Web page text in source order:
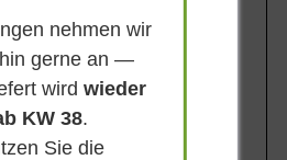
Graubraun
Lieferbar ab KW41
nehmen wir
gerne an —
wirdwieder
KW 38.
Sie die